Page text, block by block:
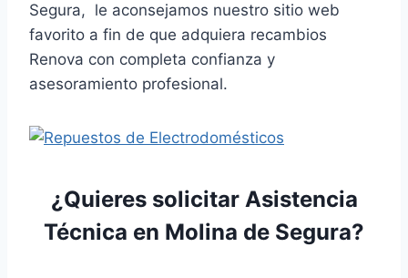
Segura, le aconsejamos nuestro sitio web
favorito a fin de que adquiera recambios
Renova con completa confianza y
asesoramiento profesional.
¿Quieres solicitar Asistencia
Técnica en Molina de Segura?